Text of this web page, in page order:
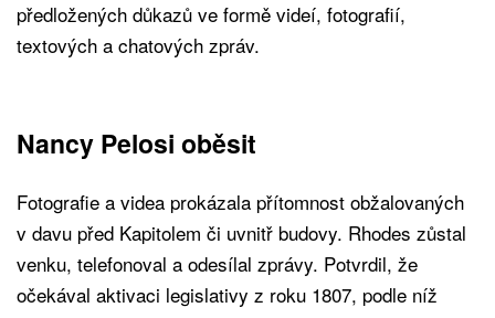
předložených důkazů ve formě videí, fotografií,
textových a chatových zpráv.
Nancy Pelosi oběsit
Fotografie a videa prokázala přítomnost obžalovaných
v davu před Kapitolem či uvnitř budovy. Rhodes zůstal
venku, telefonoval a odesílal zprávy. Potvrdil, že
očekával aktivaci legislativy z roku 1807, podle níž